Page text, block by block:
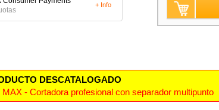
+ Info
DESCATALOGADO
MAX - Cortadora profesional con separador multipunto